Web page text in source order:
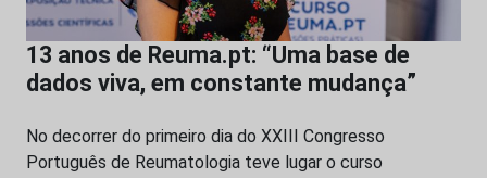
13 anos de Reuma.pt: “Uma base de
dados viva, em constante mudança”
No decorrer do primeiro dia do XXIII Congresso
Português de Reumatologia teve lugar o curso